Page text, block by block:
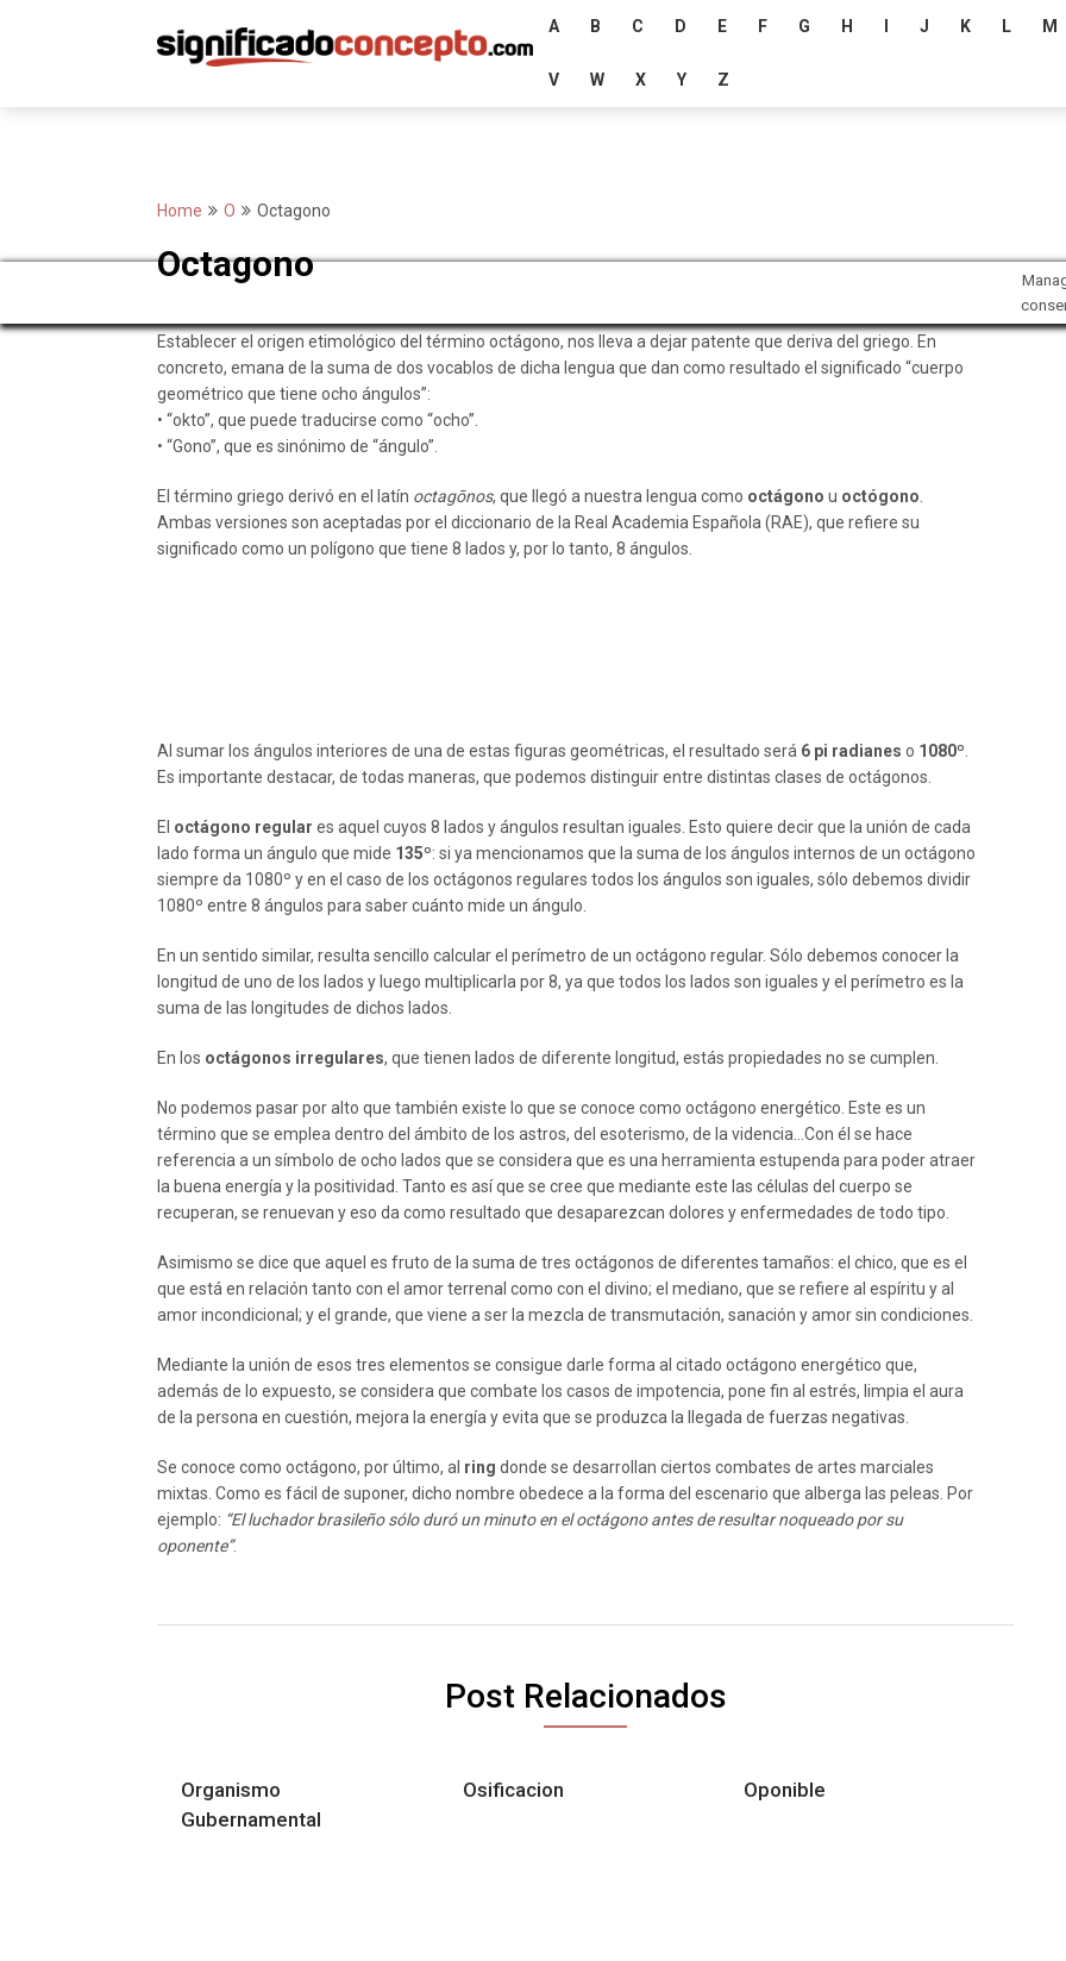
A B C D E F G H J K L M
V W X Y Z
Home O Octagono
Octagono
Establecer el origen etimológico del término octágono, nos lleva a dejar patente que deriva del griego. En
concreto, emana de la suma de dos vocablos de dicha lengua que dan como resultado el significado “cuerpo
geométrico que tiene ocho ángulos”:
• “okto”, que puede traducirse como “ocho”.
• “Gono”, que es sinónimo de “ángulo”.
El término griego derivó en el latín octagōnos, que llegó a nuestra lengua como octágono u octógono
Ambas versiones son aceptadas por el diccionario de la Real Academia Española (RAE), que refiere su
significado como un polígono que tiene 8 lados y, por lo tanto, 8 ángulos.
Al sumar los ángulos interiores de una de estas figuras geométricas, el resultado será 6 pi radianes o 1080º
Es importante destacar, de todas maneras, que podemos distinguir entre distintas clases de octágonos.
El octágono regular es aquel cuyos 8 lados y ángulos resultan iguales. Esto quiere decir que la unión de cada
lado forma un ángulo que mide 135º: si ya mencionamos que la suma de los ángulos internos de un octágono
siempre da 1080º y en el caso de los octágonos regulares todos los ángulos son iguales, sólo debemos dividir
1080º entre 8 ángulos para saber cuánto mide un ángulo.
En un sentido similar, resulta sencillo calcular el perímetro de un octágono regular. Sólo debemos conocer la
longitud de uno de los lados y luego multiplicarla por 8, ya que todos los lados son iguales y el perímetro es la
suma de las longitudes de dichos lados.
En los octágonos irregulares, que tienen lados de diferente longitud, estás propiedades no se cumplen.
No podemos pasar por alto que también existe lo que se conoce como octágono energético. Este es un
término que se emplea dentro del ámbito de los astros, del esoterismo, de la videncia…Con él se hace
referencia a un símbolo de ocho lados que se considera que es una herramienta estupenda para poder atraer
la buena energía y la positividad. Tanto es así que se cree que mediante este las células del cuerpo se
recuperan, se renuevan y eso da como resultado que desaparezcan dolores y enfermedades de todo tipo.
Asimismo se dice que aquel es fruto de la suma de tres octágonos de diferentes tamaños: el chico, que es el
que está en relación tanto con el amor terrenal como con el divino; el mediano, que se refiere al espíritu y al
amor incondicional; y el grande, que viene a ser la mezcla de transmutación, sanación y amor sin condiciones.
Mediante la unión de esos tres elementos se consigue darle forma al citado octágono energético que,
además de lo expuesto, se considera que combate los casos de impotencia, pone fin al estrés, limpia el aura
de la persona en cuestión, mejora la energía y evita que se produzca la llegada de fuerzas negativas.
Se conoce como octágono, por último, al ring donde se desarrollan ciertos combates de artes marciales
mixtas. Como es fácil de suponer, dicho nombre obedece a la forma del escenario que alberga las peleas. Por
ejemplo: “El luchador brasileño sólo duró un minuto en el octágono antes de resultar noqueado por su
oponente”.
Post Relacionados
Organismo
Gubernamental
Osificacion Oponible